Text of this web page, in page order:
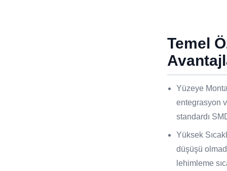
Temel
Yüzeye
entegrasyon
standardı
Yüksek
düşüşü
lehimleme